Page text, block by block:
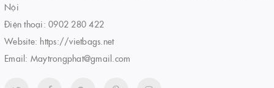
Nội
Điện thoại: 0902 280 422
Website: https://vietbags.net
Email: Maytrongphat@gmail.com